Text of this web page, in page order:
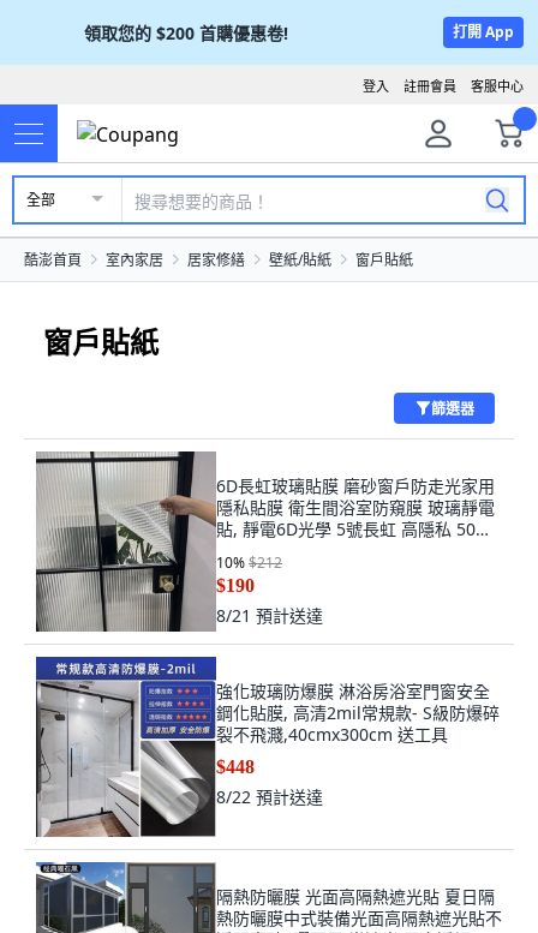
領取您的 $200 首購優惠卷! 打開 App
客服中心
註冊會員
登入
全部
酷澎首頁 室內家居 居家修繕 壁紙/貼紙 窗戶貼紙
窗戶貼紙
篩選器
6D長虹玻璃貼膜 磨砂窗戶防走光家用
隱私貼膜 衛生間浴室防窺膜 玻璃靜電
貼, 靜電6D光學 5號長虹 高隱私 50
200cm
10%$212
$190
8/21 預計送達
強化玻璃防爆膜 淋浴房浴室門窗安全
鋼化貼膜, 高清2mil常規款- S級防爆碎
裂不飛濺,40cmx300cm 送工具
$448
8/22 預計送達
隔熱防曬膜 光面高隔熱遮光貼 夏日隔
熱防曬膜中式裝備光面高隔熱遮光貼不